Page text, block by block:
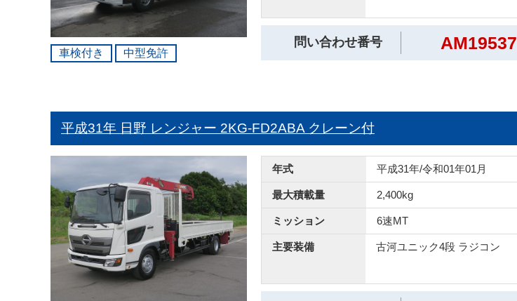
車検付き 中型免許
問い合わせ番号 AM19537
平成31年 日野 レンジャー 2KG-FD2ABA クレーン付
年式 平成31年/令和01年01月
最大積載量 2,400kg
ミッション 6速MT
主要装備 古河ユニック4段 ラジコン